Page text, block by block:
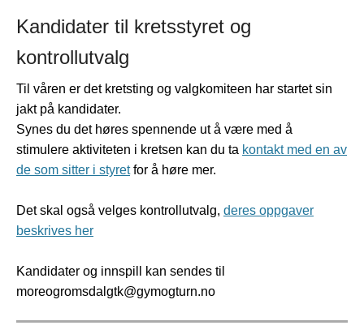
Kandidater til kretsstyret og
kontrollutvalg
Til våren er det kretsting og valgkomiteen har startet sin
jakt på kandidater.
Synes du det høres spennende ut å være med å
stimulere aktiviteten i kretsen kan du ta kontakt med en av
de som sitter i styretfor å høre mer.
Det skal også velges kontrollutvalg, deres oppgaver
beskrives her
Kandidater og innspill kan sendes til
moreogromsdalgtk@gymogturn.no